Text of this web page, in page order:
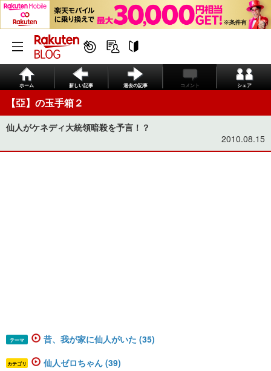
ホーム 新しい記事 過去の記事 コメント シェア
【亞】の玉手箱２
仙人がケネディ大統領暗殺を予言！？
2010.08.15
テーマ 昔、我が家に仙人がいた (35)
カテゴリ 仙人ゼロちゃん (39)